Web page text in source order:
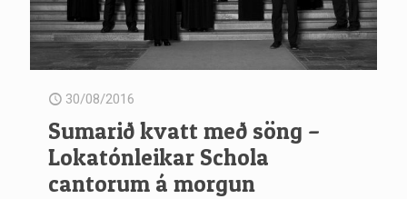
30/08/2016
Sumarið kvatt með söng –
Lokatónleikar Schola
cantorum á morgun